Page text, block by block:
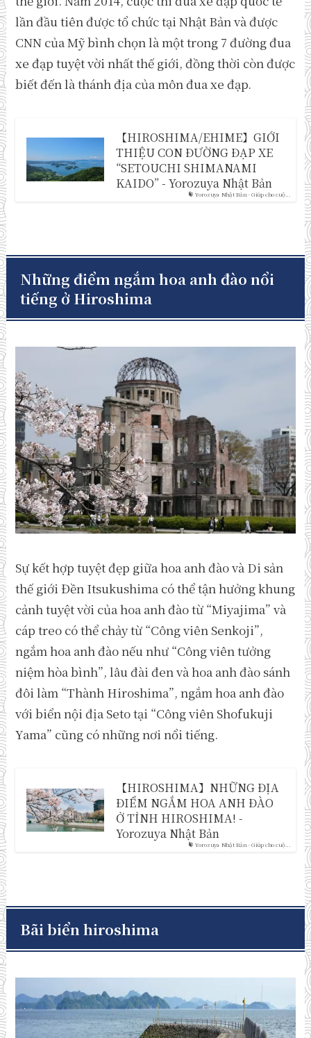
lần đầu tiên được tổ chức tại Nhật Bản và được
CNN của Mỹ bình chọn là một trong 7 đường đua
xe đạp tuyệt vời nhất thế giới, đồng thời còn được
biết đến là thánh địa của môn đua xe đạp.
Yorozuya Nhật Bản - Giúp cho cuộ...
【HIROSHIMA/EHIME】GIỚI
THIỆU CON ĐƯỜNG ĐẠP XE
“SETOUCHI SHIMANAMI
KAIDO” - Yorozuya Nhật Bản
Những điểm ngắm hoa anh đào nổi
tiếng ở Hiroshima
Sự kết hợp tuyệt đẹp giữa hoa anh đào và Di sản
thế giới Đền Itsukushima có thể tận hưởng khung
cảnh tuyệt vời của hoa anh đào từ “Miyajima” và
cáp treo có thể chảy từ “Công viên Senkoji”,
ngắm hoa anh đào nếu như “Công viên tưởng
niệm hòa bình”, lâu đài đen và hoa anh đào sánh
đôi làm “Thành Hiroshima”, ngắm hoa anh đào
với biển nội địa Seto tại “Công viên Shofukuji
Yama” cũng có những nơi nổi tiếng.
Yorozuya Nhật Bản - Giúp cho cuộ...
【HIROSHIMA】NHỮNG ĐỊA
ĐIỂM NGẮM HOA ANH ĐÀO
Ở TỈNH HIROSHIMA! -
Yorozuya Nhật Bản
Bãi biển hiroshima